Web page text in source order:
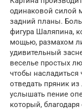
одинаковой силой
задний планы.
фигура Шаляпина,
мощью, размахом
удивительный
веселье простых
чтобы
отведать пряник
услышать пение
который,